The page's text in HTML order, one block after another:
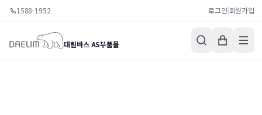
1588-1952 로그인|회원가입
대림바스 AS부품몰